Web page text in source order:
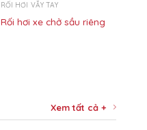
RỐI HƠI VẪY TAY
Rối hơi xe chở sầu riêng
Xem tất cả +